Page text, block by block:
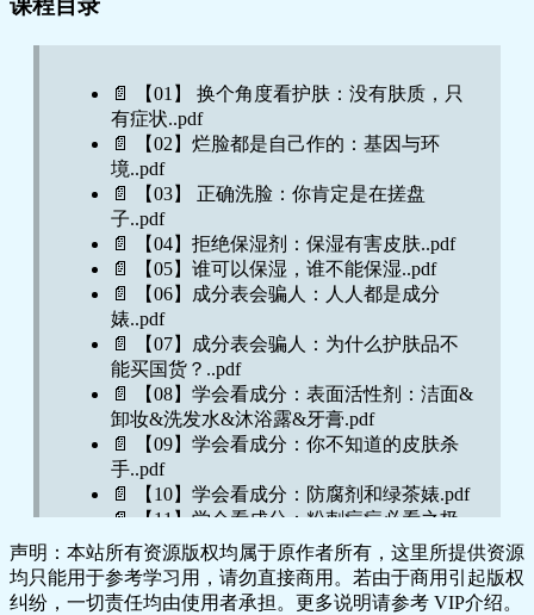
📄 【01】 换个角度看护肤：没有肤质，只
有症状..pdf
📄 【02】烂脸都是自己作的：基因与环
境..pdf
📄 【03】 正确洗脸：你肯定是在搓盘
子..pdf
📄 【04】拒绝保湿剂：保湿有害皮肤..pdf
📄 【05】谁可以保湿，谁不能保湿..pdf
📄 【06】成分表会骗人：人人都是成分
婊..pdf
📄 【07】成分表会骗人：为什么护肤品不
能买国货？..pdf
📄 【08】学会看成分：表面活性剂：洁面&
卸妆&洗发水&沐浴露&牙膏.pdf
📄 【09】学会看成分：你不知道的皮肤杀
手..pdf
📄 【10】学会看成分：防腐剂和绿茶婊.pdf
📄 【11】学会看成分：粉刺痘痘必看之极
限避雷.pdf
📄 【12】学会看成分：关于防晒的一切.pdf
📄 【13】问题皮肤：屏障受损&脂溢性皮炎
声明：本站所有资源版权均属于原作者所有，这里所提供资源
均只能用于参考学习用，请勿直接商用。若由于商用引起版权
纠纷，一切责任均由使用者承担。更多说明请参考 VIP介绍。